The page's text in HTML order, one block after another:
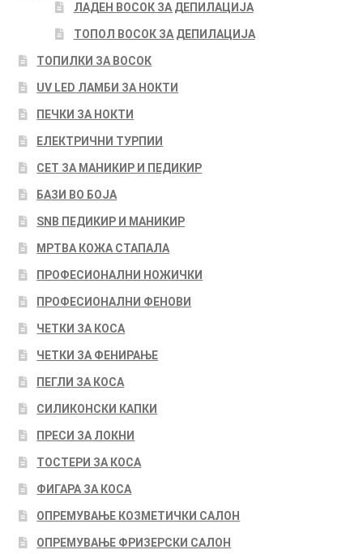
ЛАДЕН ВОСОК ЗА ДЕПИЛАЦИЈА
ТОПОЛ ВОСОК ЗА ДЕПИЛАЦИЈА
ТОПИЛКИ ЗА ВОСОК
UV LED ЛАМБИ ЗА НОКТИ
ПЕЧКИ ЗА НОКТИ
ЕЛЕКТРИЧНИ ТУРПИИ
СЕТ ЗА МАНИКИР И ПЕДИКИР
БАЗИ ВО БОЈА
SNB ПЕДИКИР И МАНИКИР
МРТВА КОЖА СТАПАЛА
ПРОФЕСИОНАЛНИ НОЖИЧКИ
ПРОФЕСИОНАЛНИ ФЕНОВИ
ЧЕТКИ ЗА КОСА
ЧЕТКИ ЗА ФЕНИРАЊЕ
ПЕГЛИ ЗА КОСА
СИЛИКОНСКИ КАПКИ
ПРЕСИ ЗА ЛОКНИ
ТОСТЕРИ ЗА КОСА
ФИГАРА ЗА КОСА
ОПРЕМУВАЊЕ КОЗМЕТИЧКИ САЛОН
ОПРЕМУВАЊЕ ФРИЗЕРСКИ САЛОН